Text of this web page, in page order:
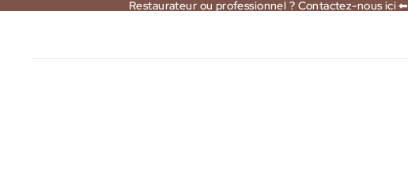
Restaurateur ou professionnel ? Contactez-nous ici ⬅
Restaurateur ou professionnel ? Contactez-nous ici ⬅